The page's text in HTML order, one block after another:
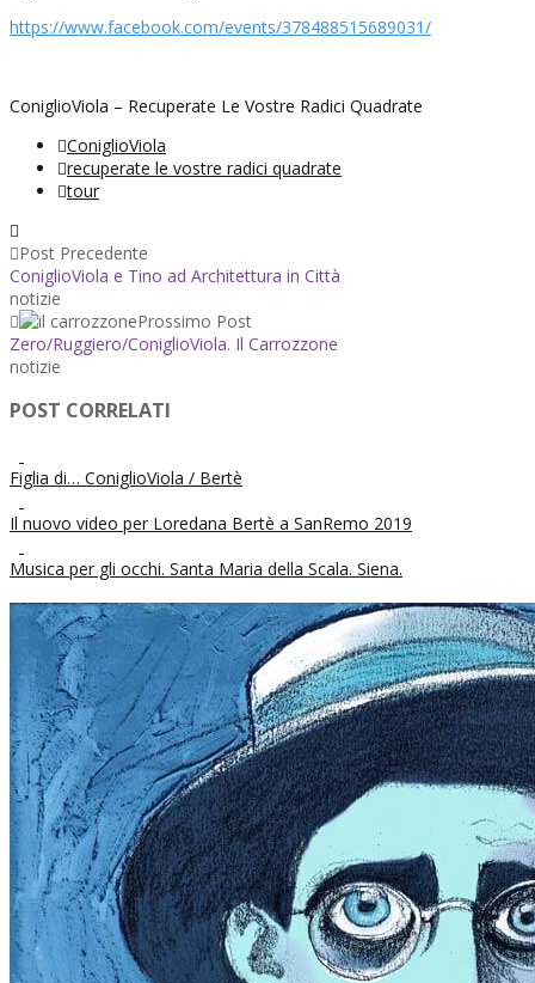
https://www.facebook.com/events/378488515689031/
ConiglioViola – Recuperate Le Vostre Radici Quadrate
ConiglioViola
recuperate le vostre radici quadrate
tour
Post Precedente
ConiglioViola e Tino ad Architettura in Città
notizie
Prossimo Post
Zero/Ruggiero/ConiglioViola. Il Carrozzone
notizie
POST CORRELATI
Figlia di… ConiglioViola / Bertè
Il nuovo video per Loredana Bertè a SanRemo 2019
Musica per gli occhi. Santa Maria della Scala. Siena.